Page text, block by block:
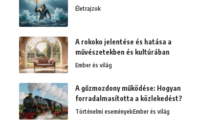
Életrajzok
A rokoko jelentése és hatása a
művészetekben és kultúrában
Ember és világ
A gőzmozdony működése: Hogyan
forradalmasította a közlekedést?
Történelmi eseményekEmber és világ